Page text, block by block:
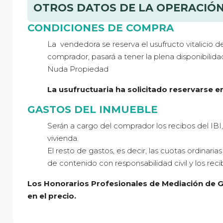
OTROS DATOS DE LA
CONDICIONES DE COMPRA
La vendedora se reserva el usufructo vitalicio
comprador, pasará a tener la plena
Nuda Propiedad
La usufructuaria ha solicitado reservarse
GASTOS DEL INMUEBLE
Serán a cargo del comprador los recibos del
vivienda.
El resto de gastos, es decir, las cuotas
de contenido con responsabilidad civil y los
Los Honorarios Profesionales de Mediación de
en el precio.